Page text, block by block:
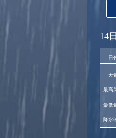
14
日
天
最高
最低
降水